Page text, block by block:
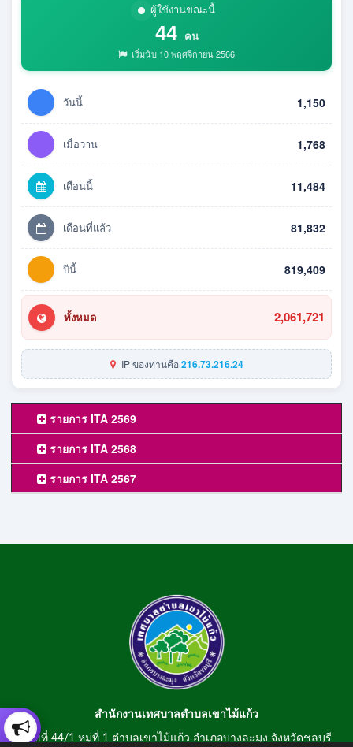
ผู้ใช้งานขณะนี้
44 คน
เริ่มนับ 10 พฤศจิกายน 2566
วันนี้ 1,150
เมื่อวาน 1,768
เดือนนี้ 11,484
เดือนที่แล้ว 81,832
ปีนี้ 819,409
ทั้งหมด 2,061,721
IP ของท่านคือ216.73.216.24
รายการ ITA 2569
รายการ ITA 2568
รายการ ITA 2567
สำนักงานเทศบาลตำบลเขาไม้แก้ว
เลขที่ 44/1 หมู่ที่ 1 ตำบลเขาไม้แก้ว อำเภอบางละมุง จังหวัดชลบุรี